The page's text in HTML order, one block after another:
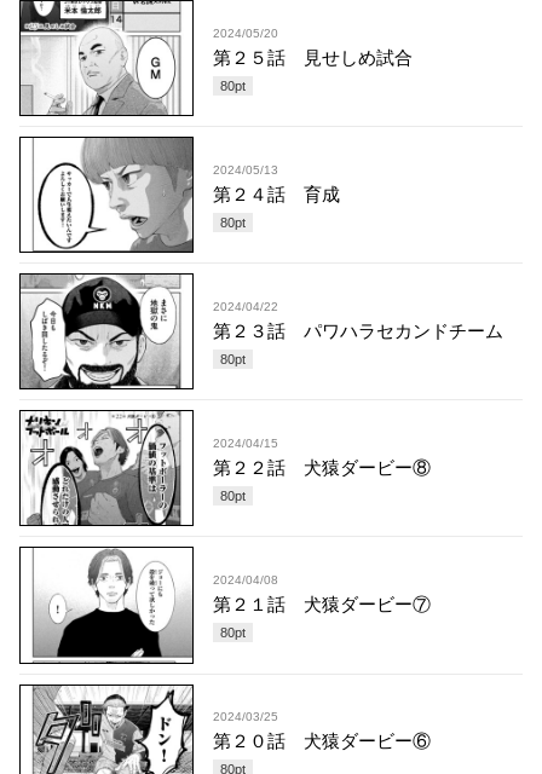
2024/05/20
第２５話 見せしめ試合
80pt
2024/05/13
第２４話 育成
80pt
2024/04/22
第２３話 パワハラセカンドチーム
80pt
2024/04/15
第２２話 犬猿ダービー⑧
80pt
2024/04/08
第２１話 犬猿ダービー⑦
80pt
2024/03/25
第２０話 犬猿ダービー⑥
80pt